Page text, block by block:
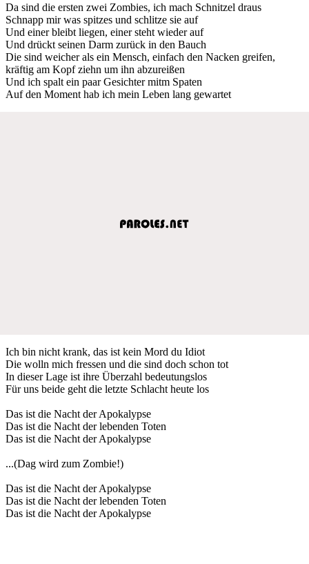
Da sind die ersten zwei Zombies, ich mach Schnitzel draus
Schnapp mir was spitzes und schlitze sie auf
Und einer bleibt liegen, einer steht wieder auf
Und drückt seinen Darm zurück in den Bauch
Die sind weicher als ein Mensch, einfach den Nacken greifen,
kräftig am Kopf ziehn um ihn abzureißen
Und ich spalt ein paar Gesichter mitm Spaten
Auf den Moment hab ich mein Leben lang gewartet
Ich bin nicht krank, das ist kein Mord du Idiot
Die wolln mich fressen und die sind doch schon tot
In dieser Lage ist ihre Überzahl bedeutungslos
Für uns beide geht die letzte Schlacht heute los
Das ist die Nacht der Apokalypse
Das ist die Nacht der lebenden Toten
Das ist die Nacht der Apokalypse
...(Dag wird zum Zombie!)
Das ist die Nacht der Apokalypse
Das ist die Nacht der lebenden Toten
Das ist die Nacht der Apokalypse